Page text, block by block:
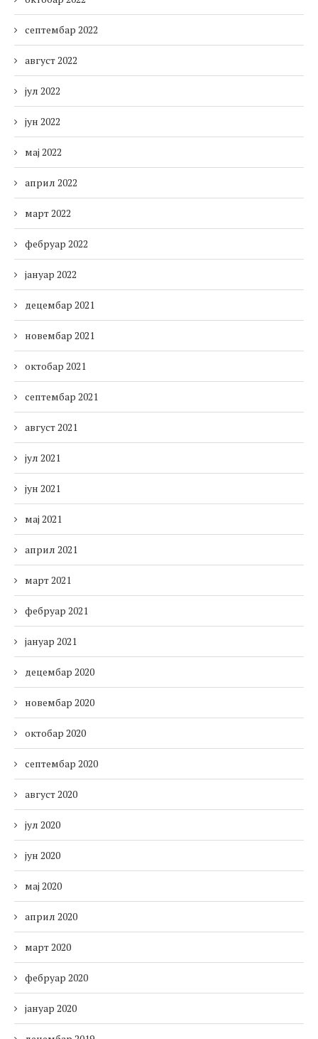
септембар 2022
август 2022
јул 2022
јун 2022
мај 2022
април 2022
март 2022
фебруар 2022
јануар 2022
децембар 2021
новембар 2021
октобар 2021
септембар 2021
август 2021
јул 2021
јун 2021
мај 2021
април 2021
март 2021
фебруар 2021
јануар 2021
децембар 2020
новембар 2020
октобар 2020
септембар 2020
август 2020
јул 2020
јун 2020
мај 2020
април 2020
март 2020
фебруар 2020
јануар 2020